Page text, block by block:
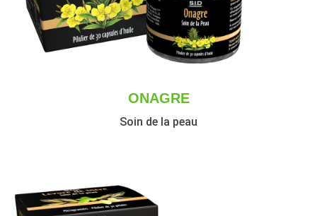
ONAGRE
Soin de la peau